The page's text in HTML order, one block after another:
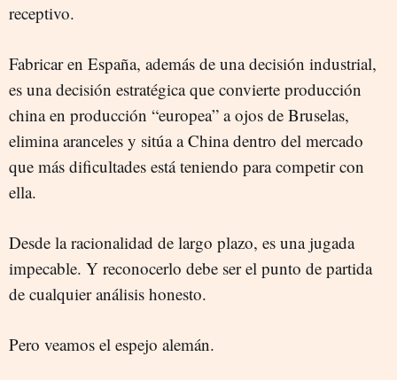
receptivo.
Fabricar en España, además de una decisión industrial,
es una decisión estratégica que convierte producción
china en producción “europea” a ojos de Bruselas,
elimina aranceles y sitúa a China dentro del mercado
que más dificultades está teniendo para competir con
ella.
Desde la racionalidad de largo plazo, es una jugada
impecable. Y reconocerlo debe ser el punto de partida
de cualquier análisis honesto.
Pero veamos el espejo alemán.